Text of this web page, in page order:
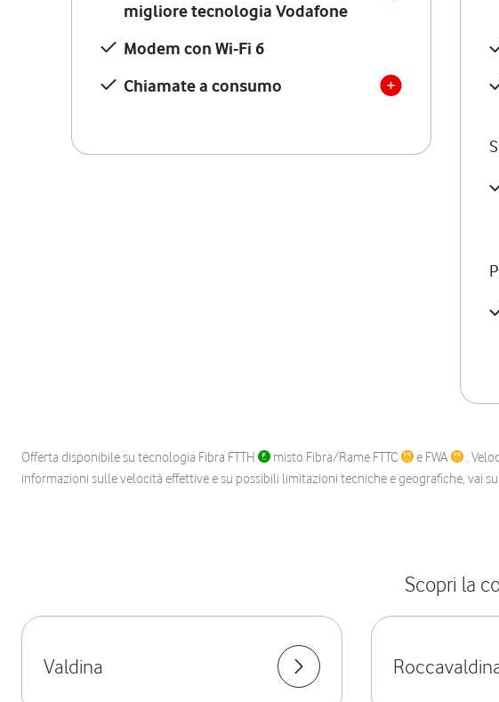
migliore tecnologia Vodafone
Modem con Wi-Fi 6
Chiamate a consumo
Offerta disponibile su tecnologia Fibra FTTH misto Fibra/Rame FTTC e FWA .
informazioni sulle velocità effettive e su possibili limitazioni tecniche e geografiche, vai su
Scopri la
Valdina